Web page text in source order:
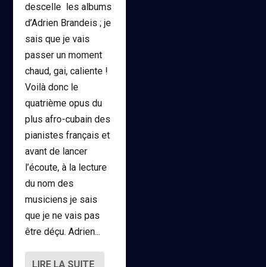
descelle les albums
d’Adrien Brandeis ; je
sais que je vais
passer un moment
chaud, gai, caliente !
Voilà donc le
quatrième opus du
plus afro-cubain des
pianistes français et
avant de lancer
l’écoute, à la lecture
du nom des
musiciens je sais
que je ne vais pas
être déçu. Adrien...
LIRE LA SUITE